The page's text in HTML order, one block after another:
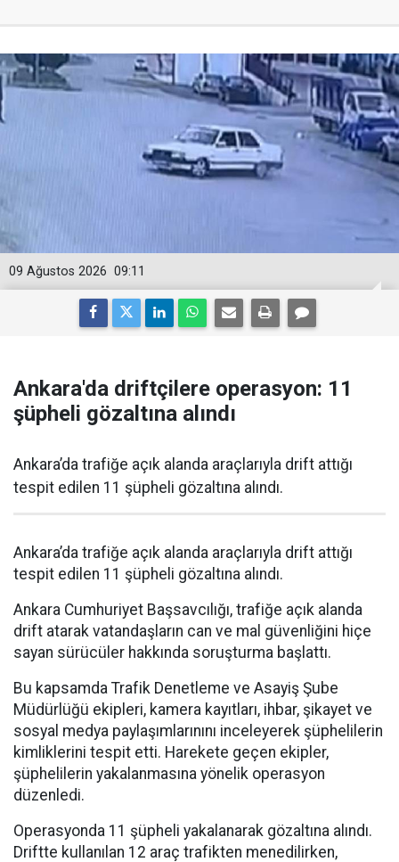
09:11
09 Ağustos 2026
Ankara'da driftçilere operasyon: 11
şüpheli gözaltına alındı
Ankara’da trafiğe açık alanda araçlarıyla drift attığı
tespit edilen 11 şüpheli gözaltına alındı.
Ankara’da trafiğe açık alanda araçlarıyla drift attığı
tespit edilen 11 şüpheli gözaltına alındı.
Ankara Cumhuriyet Başsavcılığı, trafiğe açık alanda
drift atarak vatandaşların can ve mal güvenliğini hiçe
sayan sürücüler hakkında soruşturma başlattı.
Bu kapsamda Trafik Denetleme ve Asayiş Şube
Müdürlüğü ekipleri, kamera kayıtları, ihbar, şikayet ve
sosyal medya paylaşımlarınını inceleyerek şüphelilerin
kimliklerini tespit etti. Harekete geçen ekipler,
şüphelilerin yakalanmasına yönelik operasyon
düzenledi.
Operasyonda 11 şüpheli yakalanarak gözaltına alındı.
Driftte kullanılan 12 araç trafikten menedilirken,